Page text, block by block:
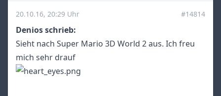
20.10.16, 20:29 Uhr #14814
Denios schrieb:
Sieht nach Super Mario 3D World 2 aus. Ich freu
mich sehr drauf